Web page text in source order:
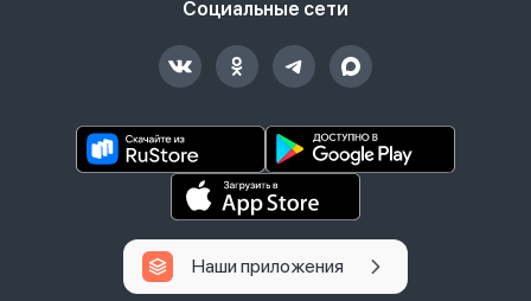
Социальные сети
Наши приложения